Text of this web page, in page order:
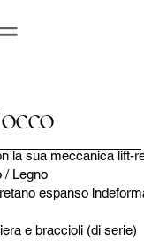
la sua meccanica lift-
/ Legno
espanso
e braccioli (di serie)